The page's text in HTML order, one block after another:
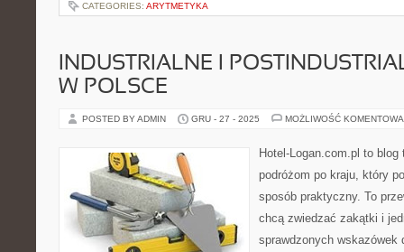
CATEGORIES: ARYTMETYKA
INDUSTRIALNE I
W POLSCE
POSTED BY ADMIN GRU - 27 - 2025 MOŻLIWOŚĆ
Hotel-Logan.com.pl to
podróżom po kraju, który
sposób praktyczny. To
chcą zwiedzać zakątki i
sprawdzonych